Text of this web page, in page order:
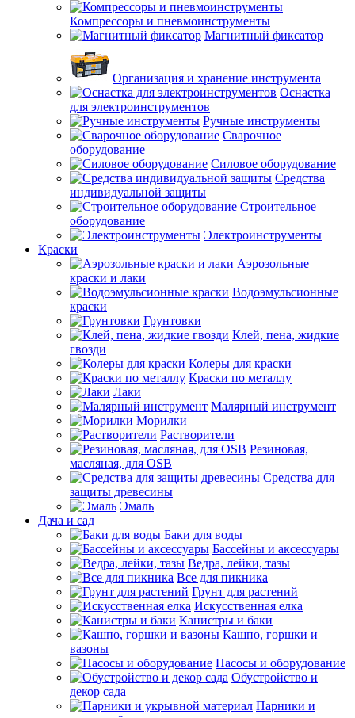
Компрессоры и пневмоинструменты
Магнитный фиксатор
Организация и хранение инструмента
Оснастка
для электроинструментов
Ручные инструменты
Сварочное
оборудование
Силовое оборудование
Средства
индивидуальной защиты
Строительное
оборудование
Электроинструменты
Краски
Аэрозольные
краски и лаки
Водоэмульсионные
краски
Грунтовки
Клей, пена, жидкие
гвозди
Колеры для краски
Краски по металлу
Лаки
Малярный инструмент
Морилки
Растворители
Резиновая,
масляная, для OSB
Средства для
защиты древесины
Эмаль
Дача и сад
Баки для воды
Бассейны и аксессуары
Ведра, лейки, тазы
Все для пикника
Грунт для растений
Искусственная елка
Канистры и баки
Кашпо, горшки и
вазоны
Насосы и оборудование
Обустройство и
декор сада
Парники и